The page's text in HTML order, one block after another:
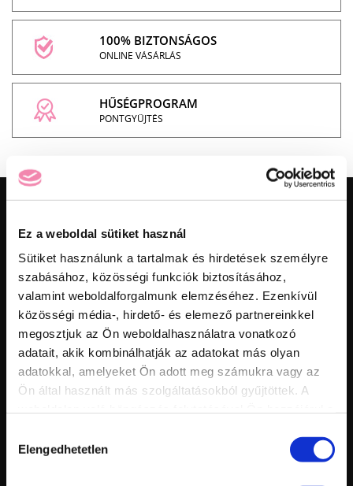
Ez a weboldal sütiket használ
Sütiket használunk a tartalmak és hirdetések személyre
szabásához, közösségi funkciók biztosításához,
valamint weboldalforgalmunk elemzéséhez. Ezenkívül
közösségi média-, hirdető- és elemező partnereinkkel
megosztjuk az Ön weboldalhasználatra vonatkozó
adatait, akik kombinálhatják az adatokat más olyan
adatokkal, amelyeket Ön adott meg számukra vagy az
Ön által használt más szolgáltatásokból gyűjtöttek. A
kiválasztása
Elengedhetetlen
100% BIZTONSÁGOS
ONLINE VÁSÁRLÁS
HŰSÉGPROGRAM
PONTGYŰJTÉS
1095 Budapest, Soroksári út 160.
+36 30 222 4328
rendeles@marilynails.hu
KÖVESS MINKET: